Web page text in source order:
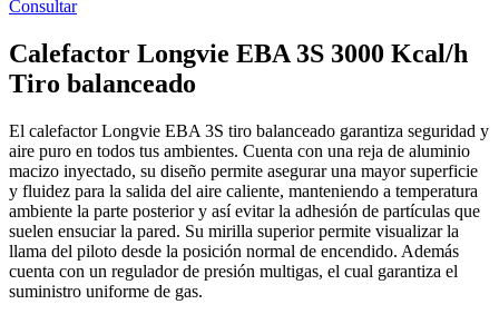
Consultar
Calefactor Longvie EBA 3S 3000 Kcal/h
Tiro balanceado
El calefactor Longvie EBA 3S tiro balanceado garantiza seguridad y
aire puro en todos tus ambientes. Cuenta con una reja de aluminio
macizo inyectado, su diseño permite asegurar una mayor superficie
y fluidez para la salida del aire caliente, manteniendo a temperatura
ambiente la parte posterior y así evitar la adhesión de partículas que
suelen ensuciar la pared. Su mirilla superior permite visualizar la
llama del piloto desde la posición normal de encendido. Además
cuenta con un regulador de presión multigas, el cual garantiza el
suministro uniforme de gas.